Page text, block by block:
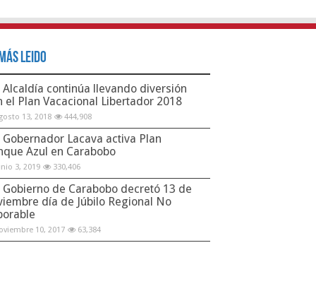
Leido
Alcaldía continúa llevando diversión
el Plan Vacacional Libertador 2018
13, 2018 444,908
Gobernador Lacava activa Plan
Azul en Carabobo
3, 2019 330,406
Gobierno de Carabobo decretó 13 de
día de Júbilo Regional No
10, 2017 63,384